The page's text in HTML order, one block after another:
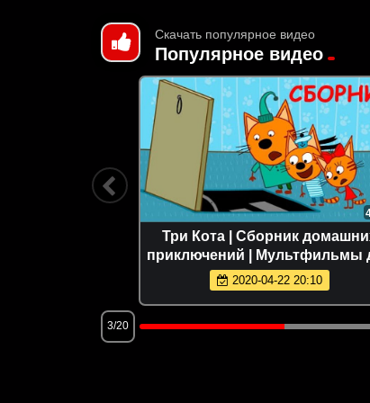
Скачать популярное видео
Популярное видео
Три Кота | Сборник
приключений | Мультфильмы
детей
2020-04-22 20:10
3/20